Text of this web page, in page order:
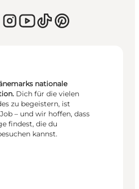
nationale
Dich für die vielen
zu begeistern, ist
– und wir hoffen, dass
findest, die du
kannst.